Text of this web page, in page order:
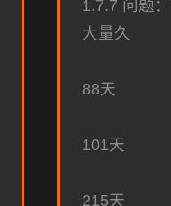
1.7.7 问题
大量久
88天
101天
215天